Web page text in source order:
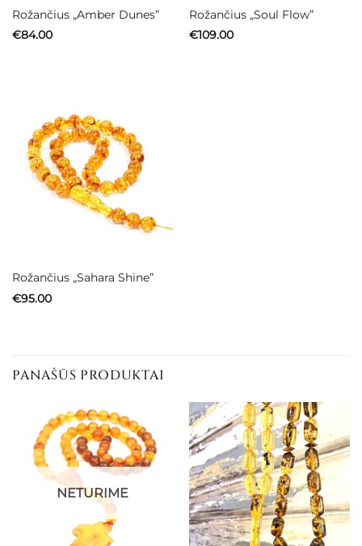
Rožančius „Amber Dunes”
€84.00
Rožančius „Soul Flow”
€109.00
Rožančius „Sahara Shine”
€95.00
PANAŠŪS PRODUKTAI
NETURIME